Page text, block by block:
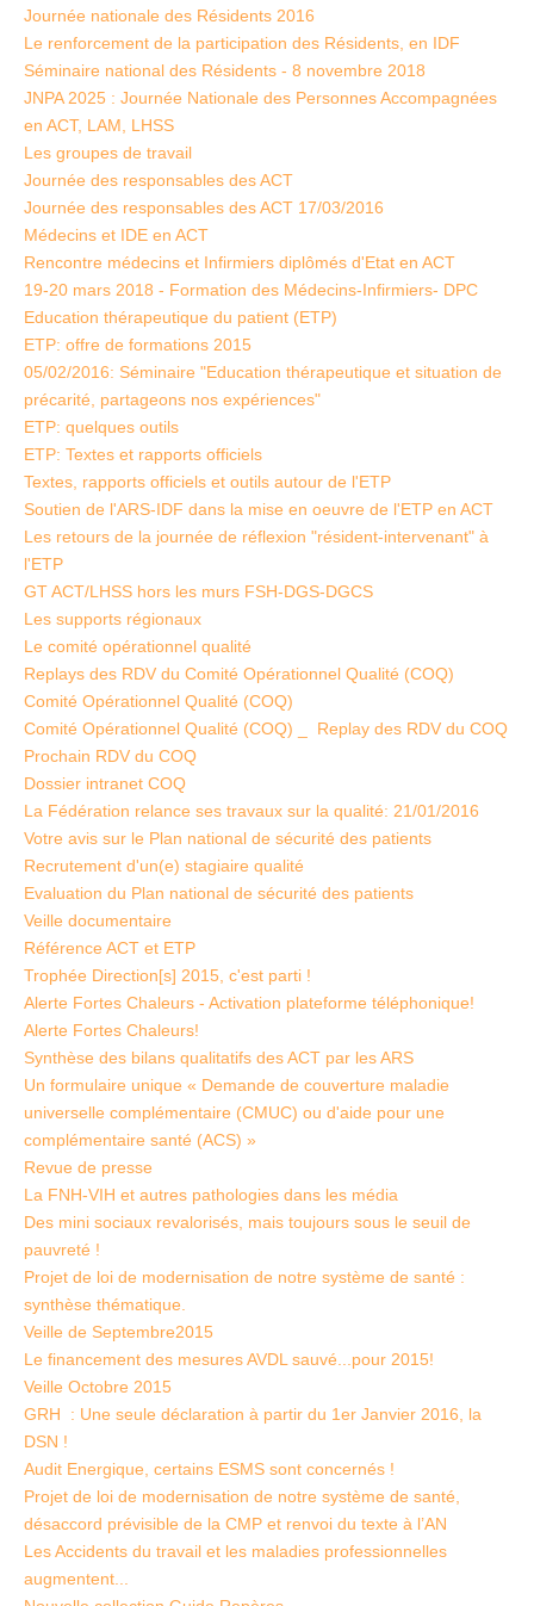
Journée nationale des Résidents 2016
Le renforcement de la participation des Résidents, en IDF
Séminaire national des Résidents - 8 novembre 2018
JNPA 2025 : Journée Nationale des Personnes Accompagnées
en ACT, LAM, LHSS
Les groupes de travail
Journée des responsables des ACT
Journée des responsables des ACT 17/03/2016
Médecins et IDE en ACT
Rencontre médecins et Infirmiers diplômés d'Etat en ACT
19-20 mars 2018 - Formation des Médecins-Infirmiers- DPC
Education thérapeutique du patient (ETP)
ETP: offre de formations 2015
05/02/2016: Séminaire "Education thérapeutique et situation de
précarité, partageons nos expériences"
ETP: quelques outils
ETP: Textes et rapports officiels
Textes, rapports officiels et outils autour de l'ETP
Soutien de l'ARS-IDF dans la mise en oeuvre de l'ETP en ACT
Les retours de la journée de réflexion "résident-intervenant" à
l'ETP
GT ACT/LHSS hors les murs FSH-DGS-DGCS
Les supports régionaux
Le comité opérationnel qualité
Replays des RDV du Comité Opérationnel Qualité (COQ)
Comité Opérationnel Qualité (COQ)
Comité Opérationnel Qualité (COQ) _ Replay des RDV du COQ
Prochain RDV du COQ
Dossier intranet COQ
La Fédération relance ses travaux sur la qualité: 21/01/2016
Votre avis sur le Plan national de sécurité des patients
Recrutement d'un(e) stagiaire qualité
Evaluation du Plan national de sécurité des patients
Veille documentaire
Référence ACT et ETP
Trophée Direction[s] 2015, c'est parti !
Alerte Fortes Chaleurs - Activation plateforme téléphonique!
Alerte Fortes Chaleurs!
Synthèse des bilans qualitatifs des ACT par les ARS
Un formulaire unique « Demande de couverture maladie
universelle complémentaire (CMUC) ou d'aide pour une
complémentaire santé (ACS) »
Revue de presse
La FNH-VIH et autres pathologies dans les média
Des mini sociaux revalorisés, mais toujours sous le seuil de
pauvreté !
Projet de loi de modernisation de notre système de santé :
synthèse thématique.
Veille de Septembre2015
Le financement des mesures AVDL sauvé...pour 2015!
Veille Octobre 2015
GRH : Une seule déclaration à partir du 1er Janvier 2016, la
DSN !
Audit Energique, certains ESMS sont concernés !
Projet de loi de modernisation de notre système de santé,
désaccord prévisible de la CMP et renvoi du texte à l’AN
Les Accidents du travail et les maladies professionnelles
augmentent...